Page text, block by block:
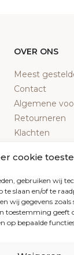
cookie
gebruiken wij
slaan en/of te
wij gegevens
toestemming
op bepaalde
OVER ONS
Meest
Contact
Algemene
Retourneren
Klachten
Cookiebeleid